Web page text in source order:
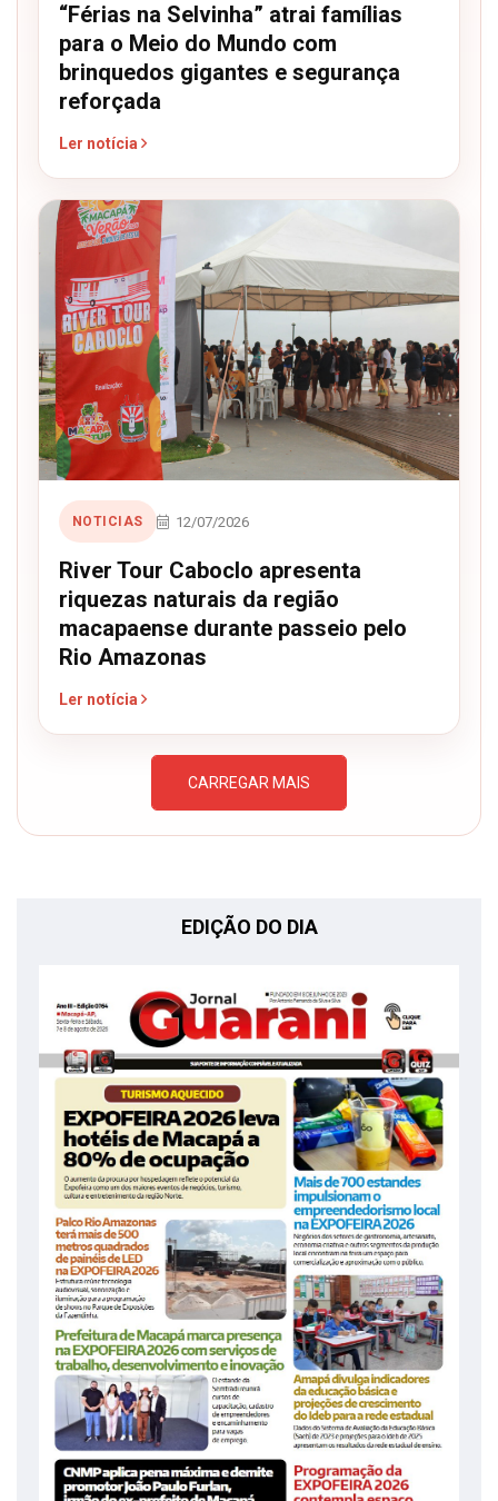
“Férias na Selvinha” atrai famílias
para o Meio do Mundo com
brinquedos gigantes e segurança
reforçada
Ler notícia
NOTICIAS 12/07/2026
River Tour Caboclo apresenta
riquezas naturais da região
macapaense durante passeio pelo
Rio Amazonas
Ler notícia
CARREGAR MAIS
EDIÇÃO DO DIA